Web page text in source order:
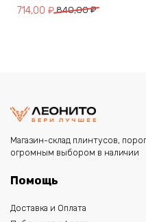
840,00₽
Первоначальная
714,00 ₽
Текущая
Магазин-склад плинтусов,
огромным выбором в наличии
Помощь
Доставка и Оплата